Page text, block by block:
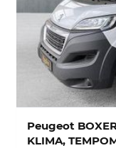
Peugeot
KLIMA,